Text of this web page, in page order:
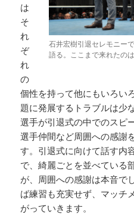
石井宏樹引退セレモニー
語る。ここまで来れたの
は
そ
れ
ぞ
れ
の
個性を持って他にもいろい
題に発展するトラブルは少
選手が引退式の中でのスピ
選手仲間など周囲への感謝
す。引退式に向けて話す内
で、綺麗ごとを並べている
が、周囲への感謝は本音で
ば練習も充実せず、マッチ
がっていきます。